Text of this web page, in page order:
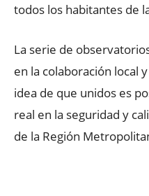
todos los habitantes de
La serie de
en la colaboración local
idea de que unidos es
real en la seguridad y
de la Región